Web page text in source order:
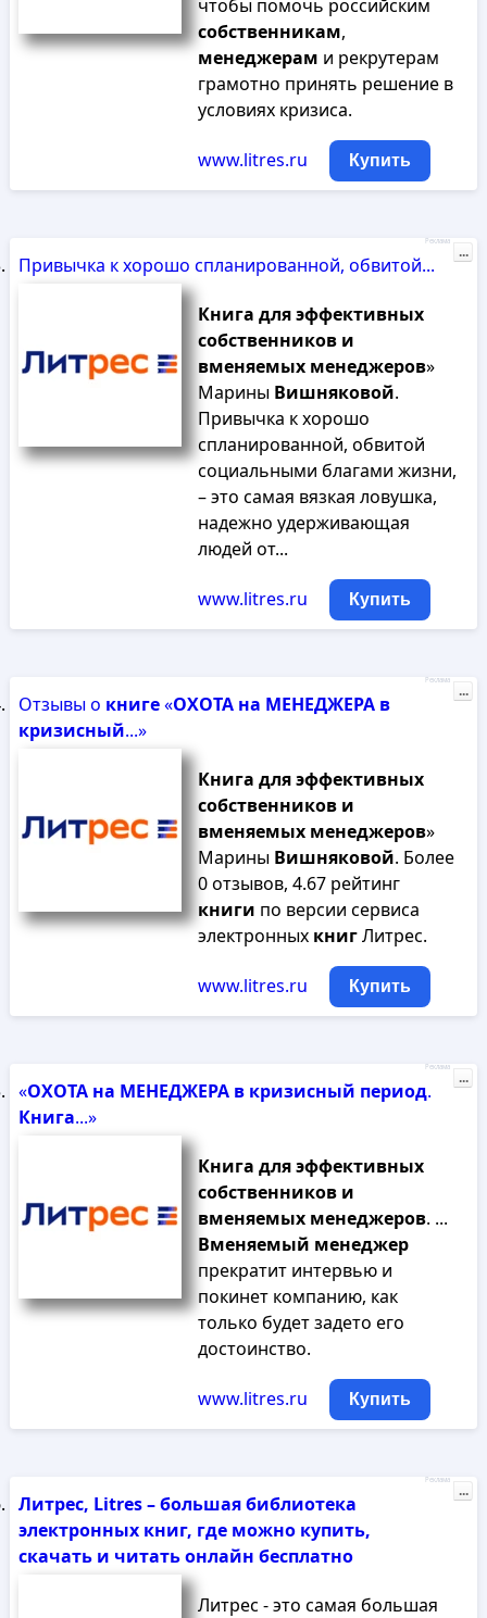
чтобы помочь российским
собственникам,
менеджерам и рекрутерам
грамотно принять решение в
условиях кризиса.
www.litres.ru Купить
Привычка к хорошо спланированной, обвитой...
Книга дляэффективных
собственников и
вменяемых менеджеров»
Марины Вишняковой.
Привычка к хорошо
спланированной, обвитой
социальными благами жизни,
– это самая вязкая ловушка,
надежно удерживающая
людей от...
www.litres.ru Купить
Реклама
...
Отзывы о книге«ОХОТА на МЕНЕДЖЕРА в
кризисный...»
Книга дляэффективных
собственников и
вменяемых менеджеров»
Марины Вишняковой. Более
0 отзывов, 4.67 рейтинг
книги по версии сервиса
электронных книгЛитрес.
www.litres.ru Купить
Реклама
...
«ОХОТА на МЕНЕДЖЕРА в кризисный период.
Книга...»
Книга дляэффективных
собственников и
вменяемых менеджеров. ...
Вменяемый менеджер
прекратит интервью и
покинет компанию, как
только будет задето его
достоинство.
www.litres.ru Купить
Реклама
...
Литрес, Litres – большая библиотека
электронных книг, где можно купить,
скачать и читать онлайн бесплатно
Литрес - это самая большая
Реклама
...